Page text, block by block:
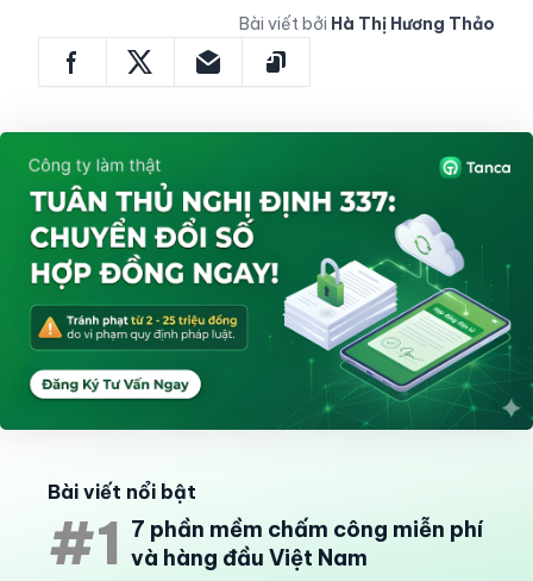
Bài viết bởi Hà Thị Hương Thảo
Bài viết nổi bật
#1 7 phần mềm chấm công miễn phí
và hàng đầu Việt Nam